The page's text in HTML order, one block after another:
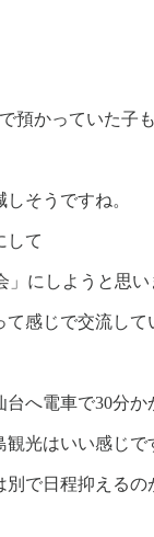
預かっていた子
そうですね。
して
」にしようと思い
感じで交流して
へ電車で30分か
光はいい感じで
で日程抑えるの